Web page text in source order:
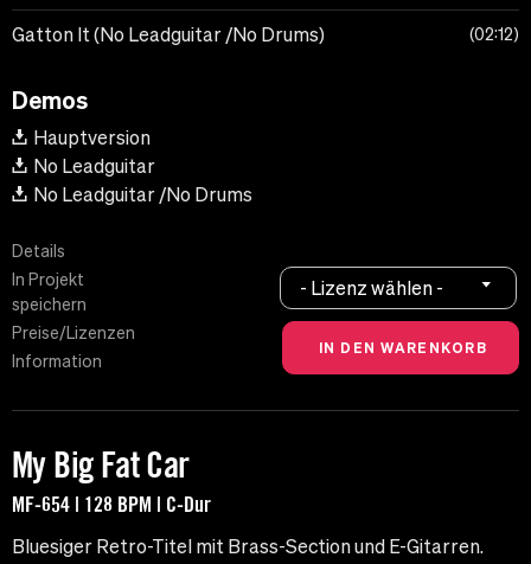
Gatton It (No Leadguitar /No Drums) 02:12
Demos
Hauptversion
No Leadguitar
No Leadguitar /No Drums
Details
In Projekt
speichern
Preise/Lizenzen
Information
- Lizenz wählen -
My Big Fat Car
MF-654 | 128 BPM | C-Dur
Bluesiger Retro-Titel mit Brass-Section und E-Gitarren.